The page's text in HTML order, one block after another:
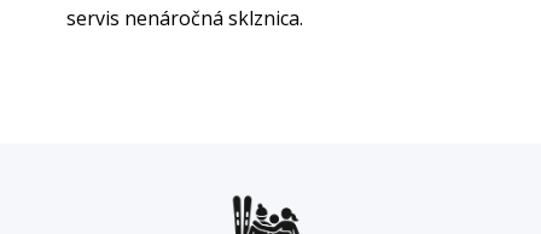
servis nenáročná sklznica.